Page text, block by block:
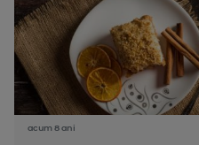
acum 8 ani